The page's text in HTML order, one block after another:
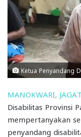
Ketua Penyandang
MANOKWARI,
Disabilitas Provinsi
mempertanyakan
penyandang